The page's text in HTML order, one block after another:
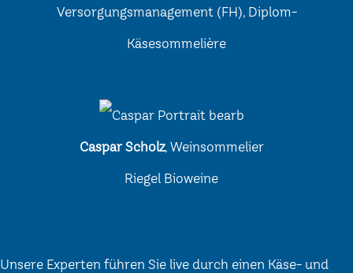
Versorgungsmanagement (FH), Diplom-
Käsesommelière
Caspar Scholz, Weinsommelier
Riegel Bioweine
Unsere Experten führen Sie live durch einen Käse- und